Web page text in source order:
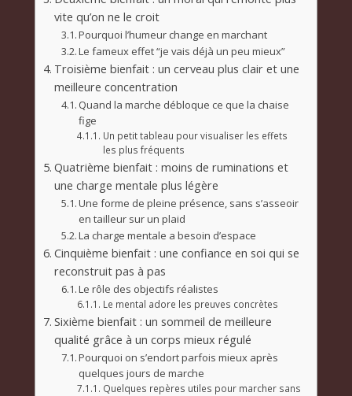
vite qu’on ne le croit
Pourquoi l’humeur change en marchant
Le fameux effet “je vais déjà un peu mieux”
Troisième bienfait : un cerveau plus clair et une
meilleure concentration
Quand la marche débloque ce que la chaise
fige
Un petit tableau pour visualiser les effets
les plus fréquents
Quatrième bienfait : moins de ruminations et
une charge mentale plus légère
Une forme de pleine présence, sans s’asseoir
en tailleur sur un plaid
La charge mentale a besoin d’espace
Cinquième bienfait : une confiance en soi qui se
reconstruit pas à pas
Le rôle des objectifs réalistes
Le mental adore les preuves concrètes
Sixième bienfait : un sommeil de meilleure
qualité grâce à un corps mieux régulé
Pourquoi on s’endort parfois mieux après
quelques jours de marche
Quelques repères utiles pour marcher sans